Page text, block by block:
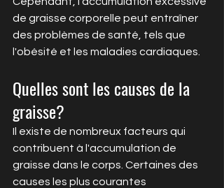
de graisse corporelle peut entraîner
des problèmes de santé, tels que
l'obésité et les maladies cardiaques.
Quelles sont les causes de la
graisse?
Il existe de nombreux facteurs qui
contribuent à l'accumulation de
graisse dans le corps. Certaines des
causes les plus courantes